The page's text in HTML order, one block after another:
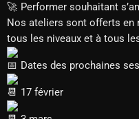
Performer souhaitant
Nos ateliers sont offerts en
tous les niveaux et à tous
Dates des prochaines
17 février